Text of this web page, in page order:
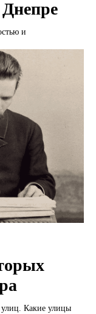
и
Какие улицы